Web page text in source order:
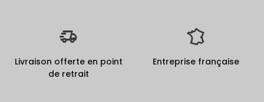
Livraison offerte en point
de retrait
Entreprise française